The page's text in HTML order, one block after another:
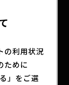
の利用状況
ために
」をご選